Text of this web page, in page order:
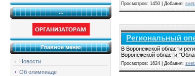
...
Главное меню
Новости
Об олимпиаде
Просмотров: 1450 | Добавил:
Региональный
В Воронежской области
Воронежской области
Просмотров: 1624 | Добавил: